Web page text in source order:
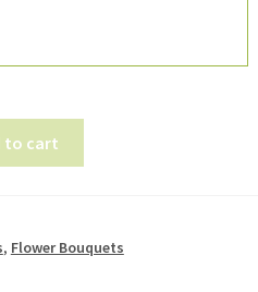
to cart
, Flower Bouquets